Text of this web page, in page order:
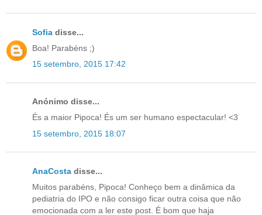
Sofia disse...
Boa! Parabéns ;)
15 setembro, 2015 17:42
Anónimo disse...
És a maior Pipoca! És um ser humano espectacular! <3
15 setembro, 2015 18:07
AnaCosta disse...
Muitos parabéns, Pipoca! Conheço bem a dinâmica da
pediatria do IPO e não consigo ficar outra coisa que não
emocionada com a ler este post. É bom que haja